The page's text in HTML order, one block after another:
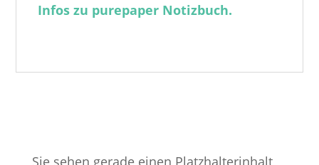
Infos zu purepaper Notizbuch.
Sie sehen gerade einen Platzhalterinhalt